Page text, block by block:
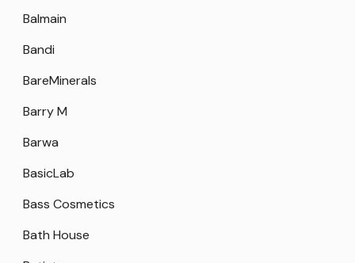
Balmain
Bandi
BareMinerals
Barry M
Barwa
BasicLab
Bass Cosmetics
Bath House